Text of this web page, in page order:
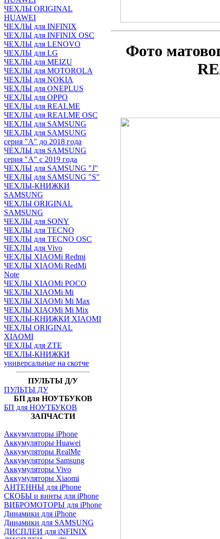
ЧЕХЛЫ ORIGINAL
HUAWEI
ЧЕХЛЫ для INFINIX
ЧЕХЛЫ для INFINIX OSC
ЧЕХЛЫ для LENOVO
ЧЕХЛЫ для LG
ЧЕХЛЫ для MEIZU
ЧЕХЛЫ для MOTOROLA
ЧЕХЛЫ для NOKIA
ЧЕХЛЫ для ONEPLUS
ЧЕХЛЫ для OPPO
ЧЕХЛЫ для REALME
ЧЕХЛЫ для REALME OSC
ЧЕХЛЫ для SAMSUNG
ЧЕХЛЫ для SAMSUNG
серия "A" до 2018 года
ЧЕХЛЫ для SAMSUNG
серия "A" с 2019 года
ЧЕХЛЫ для SAMSUNG "J"
ЧЕХЛЫ для SAMSUNG "S"
ЧЕХЛЫ-КНИЖКИ
SAMSUNG
ЧЕХЛЫ ORIGINAL
SAMSUNG
ЧЕХЛЫ для SONY
ЧЕХЛЫ для TECNO
ЧЕХЛЫ для TECNO OSC
ЧЕХЛЫ для Vivo
ЧЕХЛЫ XIAOMi Redmi
ЧЕХЛЫ XIAOMi RedMi
Note
ЧЕХЛЫ XIAOMi POCO
ЧЕХЛЫ XIAOMi Mi
ЧЕХЛЫ XIAOMi Mi Max
ЧЕХЛЫ XIAOMi Mi Mix
ЧЕХЛЫ-КНИЖКИ XIAOMI
ЧЕХЛЫ ORIGINAL
XIAOMI
ЧЕХЛЫ для ZTE
ЧЕХЛЫ-КНИЖКИ
универсальные на скотче
ПУЛЬТЫ Д/У
ПУЛЬТЫ ДУ
БП для НОУТБУКОВ
БП для НОУТБУКОВ
ЗАПЧАСТИ
Аккумуляторы iPhone
Аккумуляторы Huawei
Аккумуляторы RealMe
Аккумуляторы Samsung
Аккумуляторы Vivo
Аккумуляторы Xiaomi
АНТЕННЫ для iPhone
СКОБЫ и винты для iPhone
ВИБРОМОТОРЫ для iPhone
Динамики для iPhone
Динамики для SAMSUNG
ДИСПЛЕИ для iNFINIX
Фото